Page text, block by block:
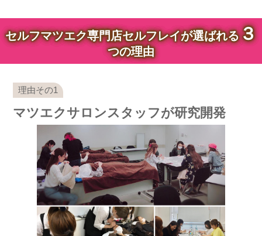
セルフマツエク専門店セルフレイが選ばれる３
つの理由
マツエクサロンスタッフが研究開発